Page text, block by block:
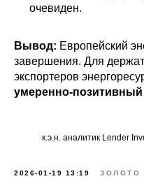
очевиден.
Вывод: Европейский
завершения. Для
экспортеров
умеренно-позитивный
к.э.н. аналитик Lender
2026-01-19 13:19 ЗОЛОТО
Личный кабинет
Защита капитала